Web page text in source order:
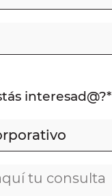
interesad@?*